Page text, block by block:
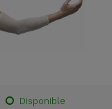
Disponible